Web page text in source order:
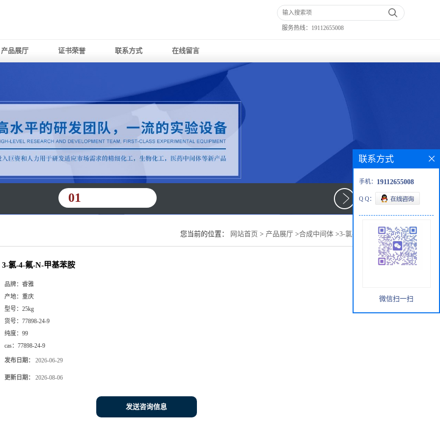
服务热线： 19112655008
产品展厅 证书荣誉 联系方式 在线留言
01
您当前的位置： 网站首页 > 产品展厅 >合成中间体 >3-氯-4-氟-N-甲基苯胺
3-氯-4-氟-N-甲基苯胺
品牌： 睿雅
产地： 重庆
型号： 25kg
货号： 77898-24-9
纯度： 99
cas： 77898-24-9
发布日期： 2026-06-29
更新日期： 2026-08-06
发送咨询信息
联系方式
手机： 19112655008
Q Q：
微信扫一扫